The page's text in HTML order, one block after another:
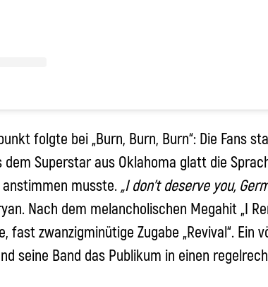
folgte bei „Burn, Burn, Burn“: Die Fans
dem Superstar aus Oklahoma glatt die
musste.„I don’t deserve you,
. Nach dem melancholischen Megahit „I
fast zwanzigminütige Zugabe „Revival“. Ein
seine Band das Publikum in einen